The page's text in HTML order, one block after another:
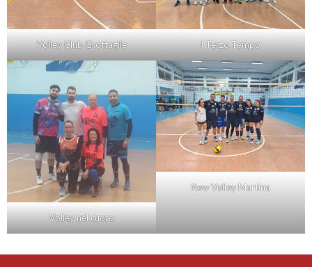
Volley Club Grottaglie I Terzo Tempo
Volley nel cuore
New Volley Martina